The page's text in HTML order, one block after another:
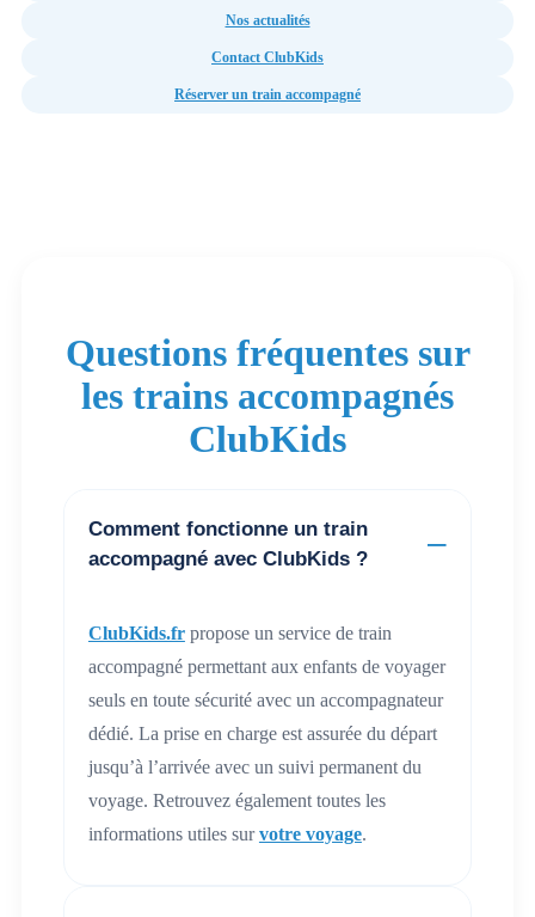
Nos actualités
Contact ClubKids
Réserver un train accompagné
Questions fréquentes sur
les trains accompagnés
ClubKids
Comment fonctionne un train
accompagné avec ClubKids ?
ClubKids.frpropose un service de train
accompagné permettant aux enfants de voyager
seuls en toute sécurité avec un accompagnateur
dédié. La prise en charge est assurée du départ
jusqu’à l’arrivée avec un suivi permanent du
voyage. Retrouvez également toutes les
informations utiles survotre voyage.